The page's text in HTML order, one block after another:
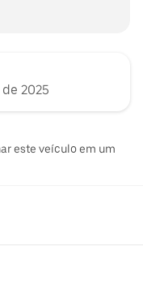
2025
este veículo em um